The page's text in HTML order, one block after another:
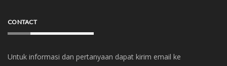
CONTACT
Untuk informasi dan pertanyaan dapat kirim email ke